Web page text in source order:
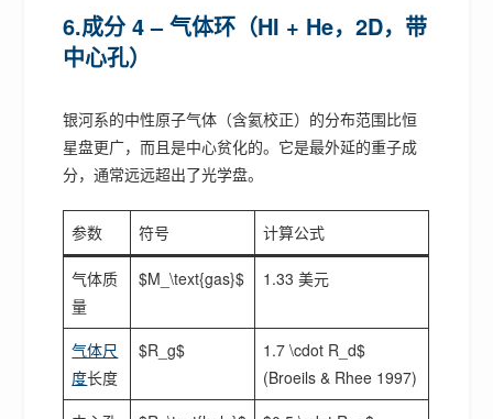
6.成分 4 – 气体环（HI + He，2D，带
中心孔）
银河系的中性原子气体（含氦校正）的分布范围比恒
星盘更广，而且是中心贫化的。它是最外延的重子成
分，通常远远超出了光学盘。
参数 符号 计算公式
气体质
量
$M_\text{gas}$ 1.33 美元
气体尺
度长度
$R_g$
1.7 \cdot R_d$
(Broeils & Rhee 1997)